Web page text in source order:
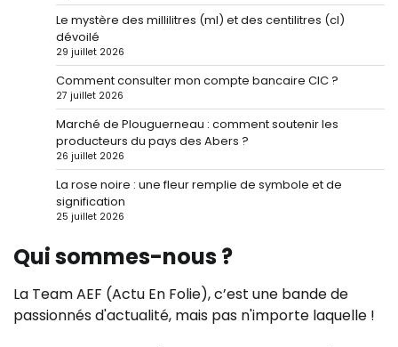
Le mystère des millilitres (ml) et des centilitres (cl)
dévoilé
29 juillet 2026
Comment consulter mon compte bancaire CIC ?
27 juillet 2026
Marché de Plouguerneau : comment soutenir les
producteurs du pays des Abers ?
26 juillet 2026
La rose noire : une fleur remplie de symbole et de
signification
25 juillet 2026
Qui sommes-nous ?
La Team AEF (Actu En Folie), c’est une bande de
passionnés d'actualité, mais pas n'importe laquelle !